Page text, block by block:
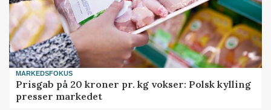
MARKEDSFOKUS
Prisgab på 20 kroner pr. kg vokser: Polsk kylling
presser markedet